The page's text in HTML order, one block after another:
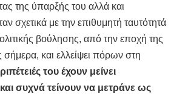
της ύπαρξής του αλλά και
σχετικά με την επιθυμητή ταυτότητά
βούλησης, από την εποχή της
και ελλείψει πόρων στη
του έχουν μείνει
συχνά τείνουν να μετράνε ως